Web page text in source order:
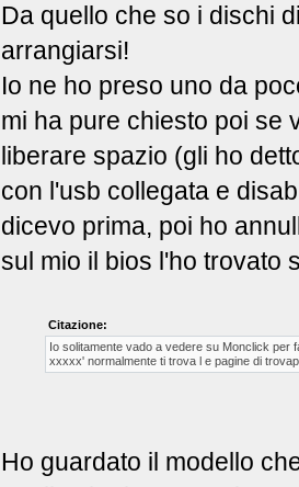
Da quello che so i dischi
arrangiarsi!
Io ne ho preso uno da
mi ha pure chiesto poi se
liberare spazio (gli ho
con l'usb collegata e
dicevo prima, poi ho
sul mio il bios l'ho trovato
Citazione:
Io solitamente vado a vedere su Monclick per
xxxxx' normalmente ti trova l e pagine di
Ho guardato il modello